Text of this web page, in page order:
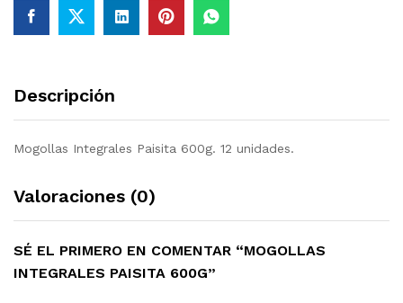
Descripción
Mogollas Integrales Paisita 600g. 12 unidades.
Valoraciones (0)
SÉ EL PRIMERO EN COMENTAR “MOGOLLAS
INTEGRALES PAISITA 600G”